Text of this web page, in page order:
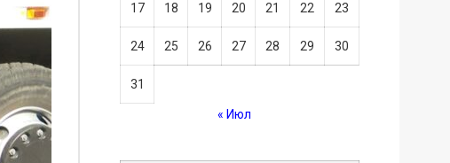
17 18 19 20 21 22 23
24 25 26 27 28 29 30
31
« Июл